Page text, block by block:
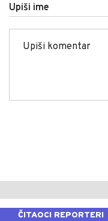
Upiši ime
ČITAOCI REPORTERI